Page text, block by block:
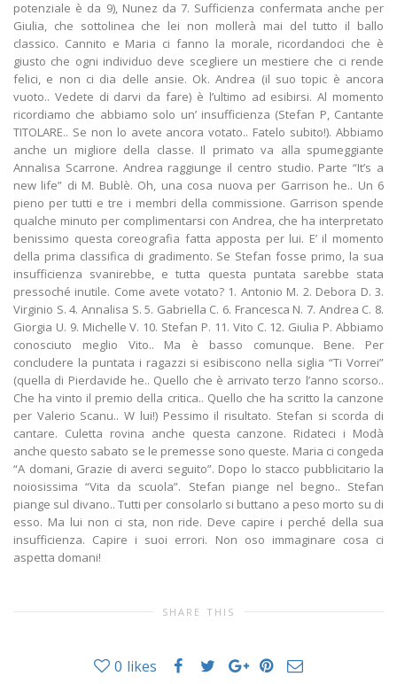
potenziale è da 9), Nunez da 7. Sufficienza confermata anche per
Giulia, che sottolinea che lei non mollerà mai del tutto il ballo
classico. Cannito e Maria ci fanno la morale, ricordandoci che è
giusto che ogni individuo deve scegliere un mestiere che ci rende
felici, e non ci dia delle ansie. Ok. Andrea (il suo topic è ancora
vuoto.. Vedete di darvi da fare) è l’ultimo ad esibirsi. Al momento
ricordiamo che abbiamo solo un’ insufficienza (Stefan P, Cantante
TITOLARE.. Se non lo avete ancora votato.. Fatelo subito!). Abbiamo
anche un migliore della classe. Il primato va alla spumeggiante
Annalisa Scarrone. Andrea raggiunge il centro studio. Parte “It’s a
new life” di M. Bublè. Oh, una cosa nuova per Garrison he.. Un 6
pieno per tutti e tre i membri della commissione. Garrison spende
qualche minuto per complimentarsi con Andrea, che ha interpretato
benissimo questa coreografia fatta apposta per lui. E’ il momento
della prima classifica di gradimento. Se Stefan fosse primo, la sua
insufficienza svanirebbe, e tutta questa puntata sarebbe stata
pressoché inutile. Come avete votato? 1. Antonio M. 2. Debora D. 3.
Virginio S. 4. Annalisa S. 5. Gabriella C. 6. Francesca N. 7. Andrea C. 8.
Giorgia U. 9. Michelle V. 10. Stefan P. 11. Vito C. 12. Giulia P. Abbiamo
conosciuto meglio Vito.. Ma è basso comunque. Bene. Per
concludere la puntata i ragazzi si esibiscono nella siglia “Ti Vorrei”
(quella di Pierdavide he.. Quello che è arrivato terzo l’anno scorso..
Che ha vinto il premio della critica.. Quello che ha scritto la canzone
per Valerio Scanu.. W lui!) Pessimo il risultato. Stefan si scorda di
cantare. Culetta rovina anche questa canzone. Ridateci i Modà
anche questo sabato se le premesse sono queste. Maria ci congeda
“A domani, Grazie di averci seguito”. Dopo lo stacco pubblicitario la
noiosissima “Vita da scuola”. Stefan piange nel begno.. Stefan
piange sul divano.. Tutti per consolarlo si buttano a peso morto su di
esso. Ma lui non ci sta, non ride. Deve capire i perché della sua
insufficienza. Capire i suoi errori. Non oso immaginare cosa ci
aspetta domani!
SHARE THIS
0 likes